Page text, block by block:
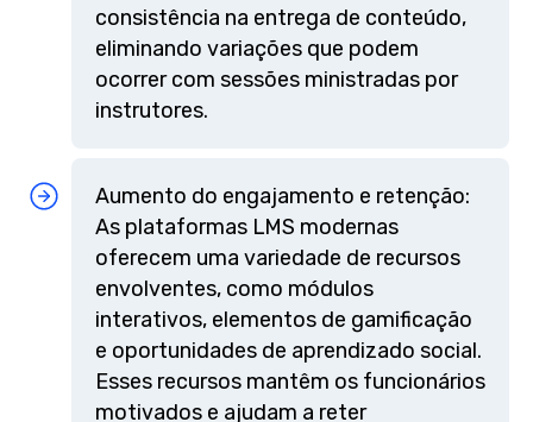
consistência na entrega de conteúdo,
eliminando variações que podem
ocorrer com sessões ministradas por
instrutores.
Aumento do engajamento e retenção:
As plataformas LMS modernas
oferecem uma variedade de recursos
envolventes, como módulos
interativos, elementos de gamificação
e oportunidades de aprendizado social.
Esses recursos mantêm os funcionários
motivados e ajudam a reter